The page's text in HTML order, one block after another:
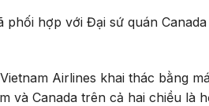
hợp với Đại sứ quán Canada
Airlines khai thác bằng
và Canada trên cả hai chiều là